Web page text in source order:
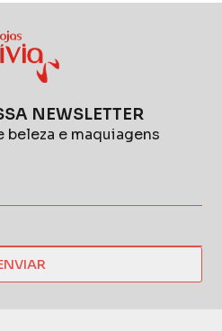
NEWSLETTER
beleza e maquiagens